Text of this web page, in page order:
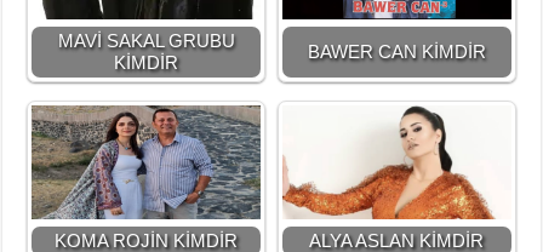
MAVİ SAKAL GRUBU
KİMDİR
BAWER CAN KİMDİR
KOMA ROJİN KİMDİR ALYA ASLAN KİMDİR